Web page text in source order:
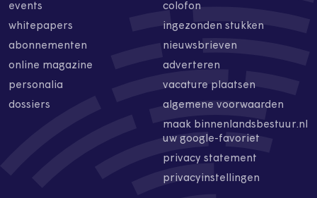
events
whitepapers
abonnementen
online magazine
personalia
dossiers
colofon
ingezonden stukken
nieuwsbrieven
adverteren
vacature plaatsen
algemene voorwaarden
maak binnenlandsbestuur.nl
uw google-favoriet
privacy statement
privacyinstellingen